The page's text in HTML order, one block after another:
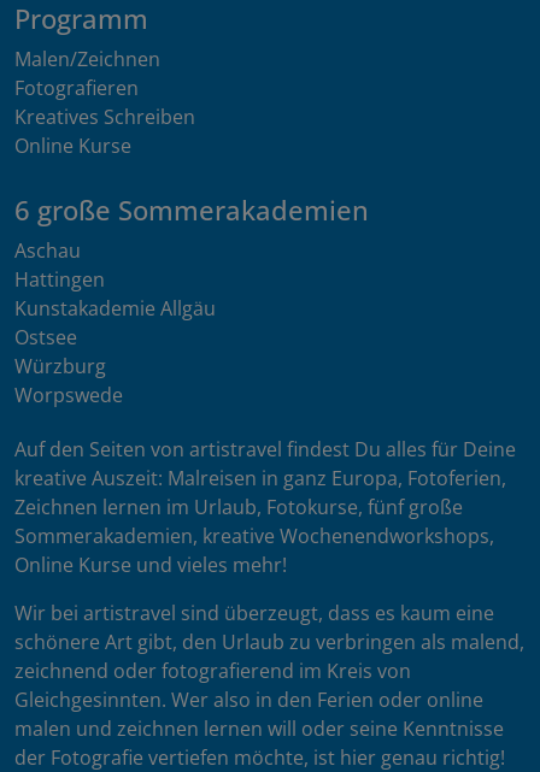
Programm
Malen/Zeichnen
Fotografieren
Kreatives Schreiben
Online Kurse
6 große Sommerakademien
Aschau
Hattingen
Kunstakademie Allgäu
Ostsee
Würzburg
Worpswede
Auf den Seiten von artistravel findest Du alles für Deine
kreative Auszeit: Malreisen in ganz Europa, Fotoferien,
Zeichnen lernen im Urlaub, Fotokurse, fünf große
Sommerakademien, kreative Wochenendworkshops,
Online Kurse und vieles mehr!
Wir bei artistravel sind überzeugt, dass es kaum eine
schönere Art gibt, den Urlaub zu verbringen als malend,
zeichnend oder fotografierend im Kreis von
Gleichgesinnten. Wer also in den Ferien oder online
malen und zeichnen lernen will oder seine Kenntnisse
der Fotografie vertiefen möchte, ist hier genau richtig!